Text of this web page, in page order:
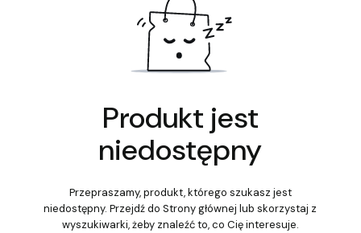
Produkt jest
niedostępny
Przepraszamy, produkt, którego szukasz jest
niedostępny. Przejdź do Strony głównej lub skorzystaj z
wyszukiwarki, żeby znaleźć to, co Cię interesuje.